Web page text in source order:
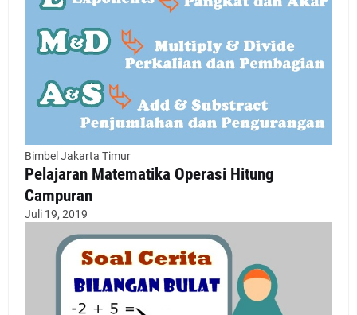
Bimbel Jakarta Timur
Pelajaran Matematika Operasi Hitung
Campuran
Juli 19, 2019